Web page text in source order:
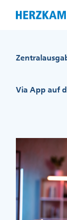
Via App auf